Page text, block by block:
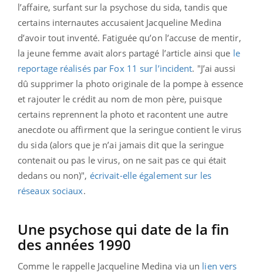
l’affaire, surfant sur la psychose du sida, tandis que
certains internautes accusaient Jacqueline Medina
d’avoir tout inventé. Fatiguée qu’on l’accuse de mentir,
la jeune femme avait alors partagé l’article ainsi que le
reportage réalisés par Fox 11 sur l’incident. "J’ai aussi
dû supprimer la photo originale de la pompe à essence
et rajouter le crédit au nom de mon père, puisque
certains reprennent la photo et racontent une autre
anecdote ou affirment que la seringue contient le virus
du sida (alors que je n’ai jamais dit que la seringue
contenait ou pas le virus, on ne sait pas ce qui était
dedans ou non)", écrivait-elle également sur les
réseaux sociaux.
Une psychose qui date de la fin
des années 1990
Comme le rappelle Jacqueline Medina via un lien vers